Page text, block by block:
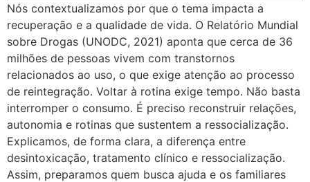
Nós contextualizamos por que o tema impacta a
recuperação e a qualidade de vida. O Relatório Mundial
sobre Drogas (UNODC, 2021) aponta que cerca de 36
milhões de pessoas vivem com transtornos
relacionados ao uso, o que exige atenção ao processo
de reintegração. Voltar à rotina exige tempo. Não basta
interromper o consumo. É preciso reconstruir relações,
autonomia e rotinas que sustentem a ressocialização.
Explicamos, de forma clara, a diferença entre
desintoxicação, tratamento clínico e ressocialização.
Assim, preparamos quem busca ajuda e os familiares